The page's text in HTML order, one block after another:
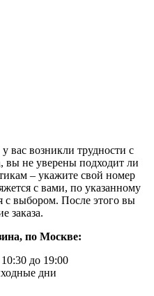
вас возникли трудности с
вы не уверены подходит ли
– укажите свой номер
с вами, по указанному
с выбором. После этого вы
заказа.
по Москве:
до 19:00
дни